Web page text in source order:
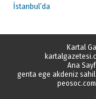
İstanbul’da
Kartal
Ana
genta ege akdeniz
peosoc.com